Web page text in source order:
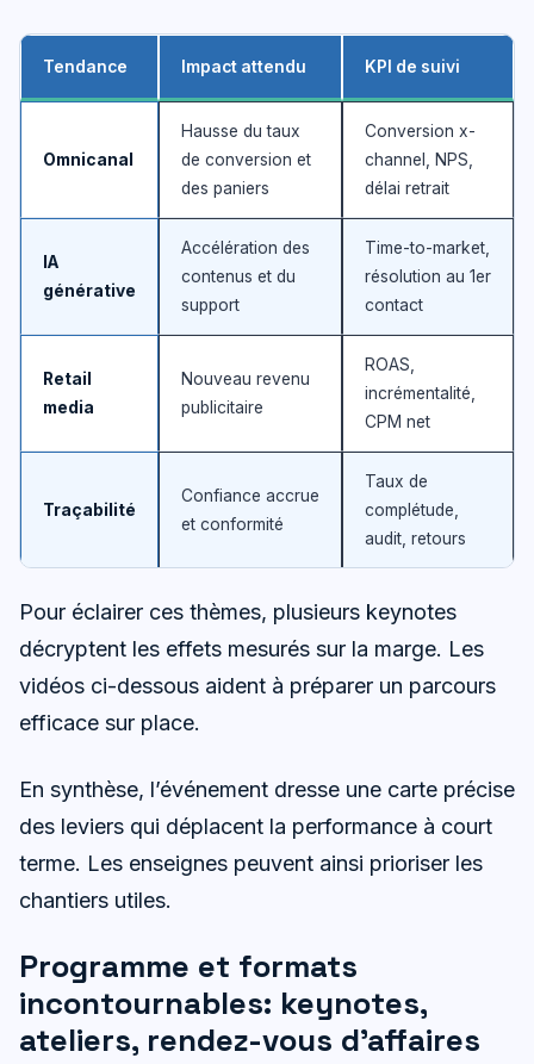
Tendance Impact attendu KPI de suivi
Omnicanal
Hausse du taux
de conversion et
des paniers
Conversion x-
channel, NPS,
délai retrait
IA
générative
Accélération des
contenus et du
support
Time-to-market,
résolution au 1er
contact
Retail
media
Nouveau revenu
publicitaire
ROAS,
incrémentalité,
CPM net
Traçabilité
Confiance accrue
et conformité
Taux de
complétude,
audit, retours
Pour éclairer ces thèmes, plusieurs keynotes
décryptent les effets mesurés sur la marge. Les
vidéos ci-dessous aident à préparer un parcours
efficace sur place.
En synthèse, l’événement dresse une carte précise
des leviers qui déplacent la performance à court
terme. Les enseignes peuvent ainsi prioriser les
chantiers utiles.
Programme et formats
incontournables: keynotes,
ateliers, rendez-vous d’affaires